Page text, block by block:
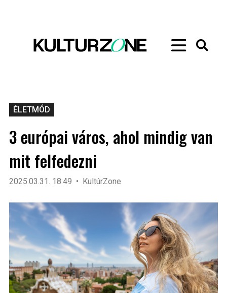
ÉLETMÓD
3 európai város, ahol mindig van
mit felfedezni
2025.03.31. 18:49 KultúrZone